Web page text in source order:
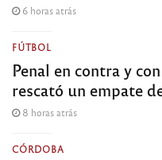
6 horas atrás
FÚTBOL
Penal en contra y
rescató un empate
8 horas atrás
CÓRDOBA